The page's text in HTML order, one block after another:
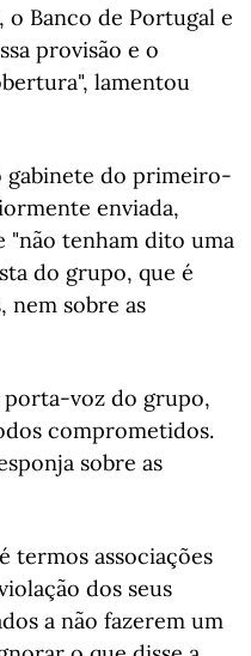
Banco de Portugal e
provisão e o
lamentou
gabinete do primeiro-
enviada,
"não tenham dito uma
do grupo, que é
nem sobre as
porta-voz do grupo,
comprometidos.
sobre as
termos associações
dos seus
a não fazerem um